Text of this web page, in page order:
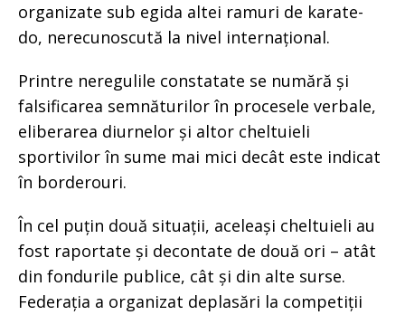
organizate sub egida altei ramuri de karate-
do, nerecunoscută la nivel internațional.
Printre neregulile constatate se numără și
falsificarea semnăturilor în procesele verbale,
eliberarea diurnelor și altor cheltuieli
sportivilor în sume mai mici decât este indicat
în borderouri.
În cel puțin două situații, aceleași cheltuieli au
fost raportate și decontate de două ori – atât
din fondurile publice, cât și din alte surse.
Federația a organizat deplasări la competiții